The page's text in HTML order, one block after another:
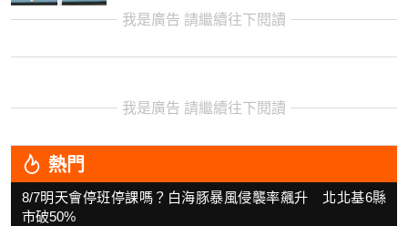
我是廣告 請繼續往下閱讀
我是廣告 請繼續往下閱讀
熱門
8/7明天會停班停課嗎？白海豚暴風侵襲率飆升 北北基6縣
市破50%